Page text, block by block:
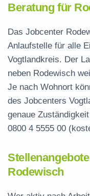
Beratung für
Das Jobcenter
Anlaufstelle für alle
Vogtlandkreis. Der
neben Rodewisch
Je nach Wohnort
des Jobcenters
genaue
0800 4 5555 00
Rodewisch